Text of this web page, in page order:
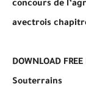
concours de
avectrois
DOWNLOAD FREE
Souterrains